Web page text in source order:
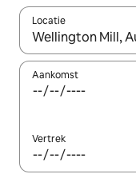
Locatie
Wanneer er
Aankomst
Vertrek